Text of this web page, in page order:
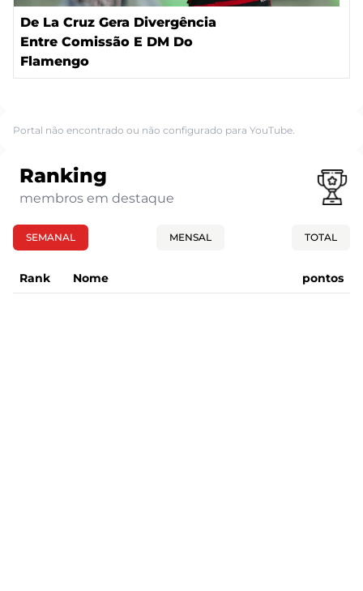
De La Cruz Gera Divergência
Entre Comissão E DM Do
Flamengo
Portal não encontrado ou não configurado para YouTube.
Ranking
membros em destaque
SEMANAL MENSAL TOTAL
Rank Nome pontos